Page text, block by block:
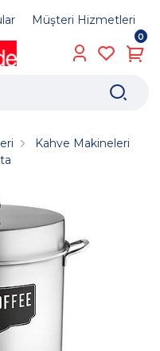
Müşteri Hizmetleri
0
Kahve Makineleri